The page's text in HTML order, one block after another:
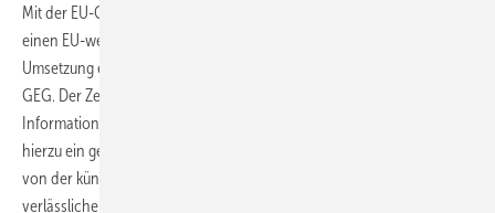
Mit der EU-Gebäuderichtlinie (EPBD) wurde 2024 der Grundstein für
einen EU-weiten klimaneutralen Gebäudesektor bis 2050 gelegt. Ihre
Umsetzung erfordert in Deutschland eine zeitnahe Novellierung des
GEG. Der Zentralverband der Deutschen Elektro- und
Informationstechnischen Handwerke (ZVEH) und der ZVEI haben
hierzu ein gemeinsames Positionspapier aufgelegt. Darin fordern sie
von der künftigen Bundesregierung, die Gebäudewende durch
verlässliche und transparente Rahmenbedingungen zu